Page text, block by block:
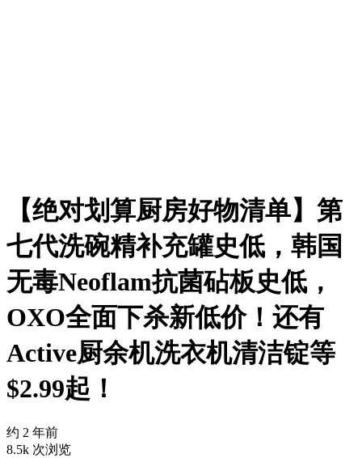
【绝对划算厨房好物清单】第
七代洗碗精补充罐史低，韩国
无毒Neoflam抗菌砧板史低，
OXO全面下杀新低价！还有
Active厨余机洗衣机清洁锭等
$2.99起！
约 2 年前
8.5k 次浏览